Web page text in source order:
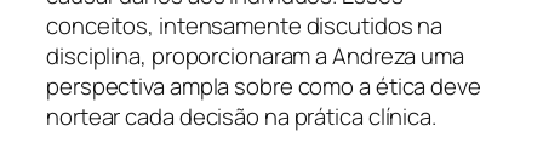
conceitos, intensamente discutidos na
disciplina, proporcionaram a Andreza uma
perspectiva ampla sobre como a ética deve
nortear cada decisão na prática clínica.